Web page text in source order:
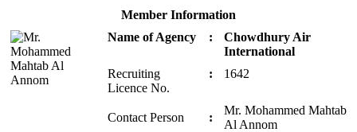
Member Information
Name of Agency
:
Chowdhury Air
International
Recruiting
Licence No.
: 1642
Contact Person :
Mr. Mohammed Mahtab
Al Annom